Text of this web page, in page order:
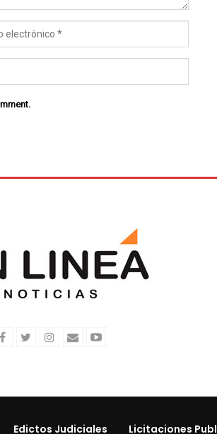
Edictos Judiciales Licitaciones